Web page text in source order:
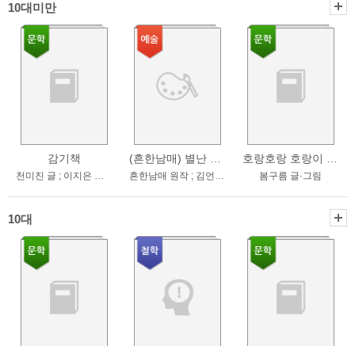
10대미만
감기책
천미진 글 ; 이지은 그림 흔한남매 원작 ; 김언정 글 ; 차차 그림 봄구름 글·그림
10대